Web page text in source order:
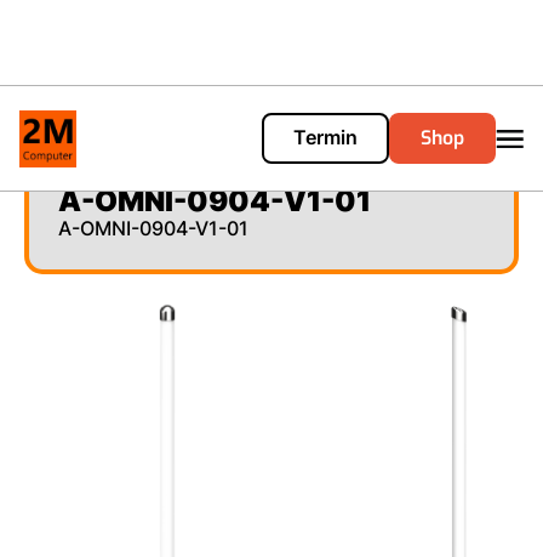
Termin Shop
A-OMNI-0904-V1-01
A-OMNI-0904-V1-01